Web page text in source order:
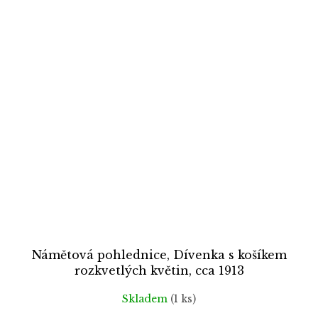
Námětová pohlednice, Dívenka s košíkem
rozkvetlých květin, cca 1913
Skladem (1 ks)